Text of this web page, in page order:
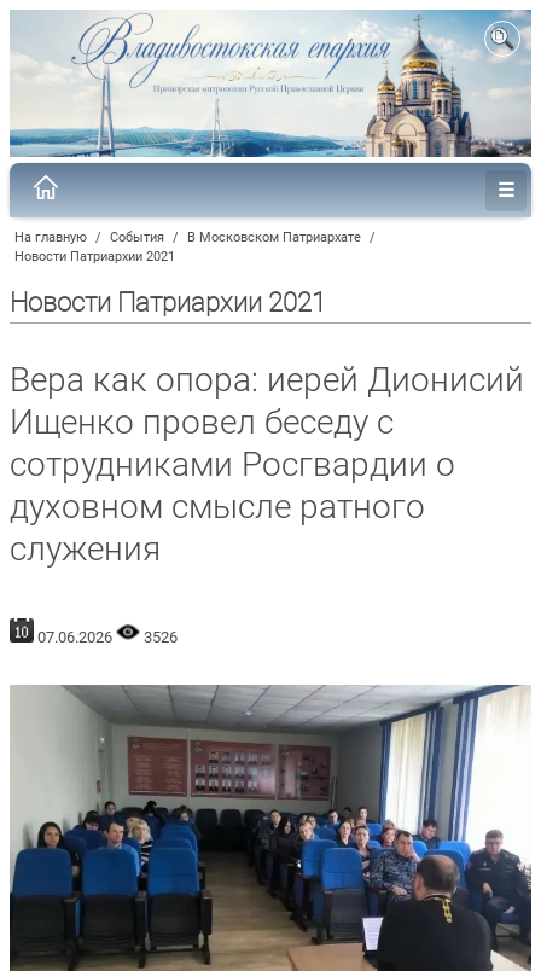
На главную / События / В Московском Патриархате /
Новости Патриархии 2021
Новости Патриархии 2021
Вера как опора: иерей Дионисий
Ищенко провел беседу с
сотрудниками Росгвардии о
духовном смысле ратного
служения
07.06.2026 3526